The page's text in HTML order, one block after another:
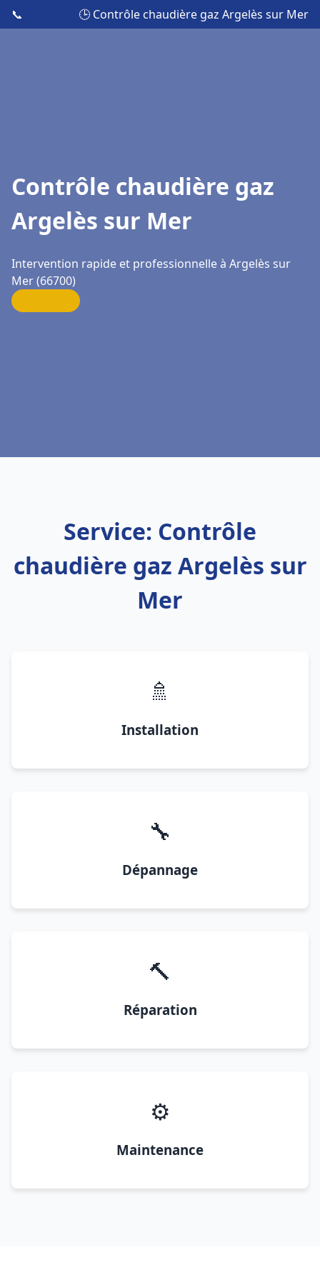
📞 🕒 Contrôle chaudière gaz Argelès sur Mer
Contrôle chaudière gaz
Argelès sur Mer
Intervention rapide et professionnelle à Argelès sur
Mer (66700)
Service: Contrôle
chaudière gaz Argelès sur
Mer
🚿
Installation
🔧
Dépannage
🔨
Réparation
⚙️
Maintenance